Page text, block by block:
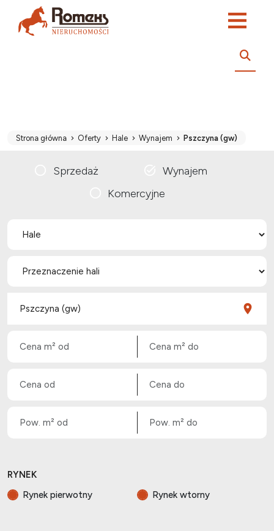
Strona główna Oferty Hale Wynajem Pszczyna (gw)
Sprzedaż
Wynajem
Komercyjne
RYNEK
Rynek pierwotny
Rynek wtorny